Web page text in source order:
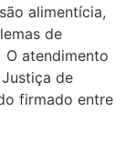
alimentícia,
de
atendimento
de
firmado entre